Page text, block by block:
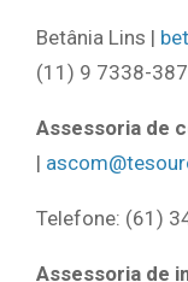
Betânia Lins |
(11) 9 7338-
Assessoria de
|
Telefone: (61)
Assessoria de